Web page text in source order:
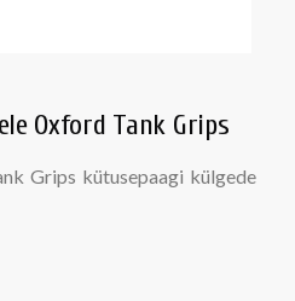
Oxford Tank Grips
Grips kütusepaagi külgede